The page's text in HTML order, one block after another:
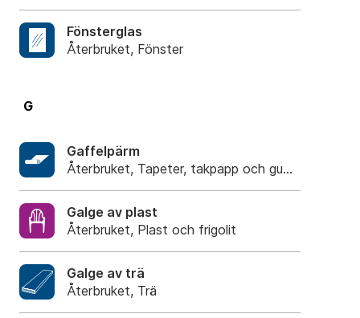
Fönsterglas
Återbruket, Fönster
G
Gaffelpärm
Återbruket, Tapeter, takpapp och gummi
Galge av plast
Återbruket, Plast och frigolit
Galge av trä
Återbruket, Trä